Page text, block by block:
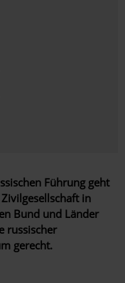
Führung geht
in
Bund und Länder
russischer
gerecht.